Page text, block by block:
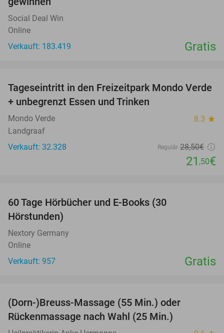
Social Deal Win
Online
Verkauft: 183.419
Gratis
25%
Tageseintritt in den Freizeitpark Mondo Verde
+ unbegrenzt Essen und Trinken
Mondo Verde 8.3 star
Landgraaf
Verkauft: 32.328
Regulär 28,50€
21 ,50€
60 Tage Hörbücher und E-Books (30
Hörstunden)
Nextory Germany
Online
Verkauft: 957
Gratis
(Dorn-)Breuss-Massage (55 Min.) oder
Rückenmassage nach Wahl (25 Min.)